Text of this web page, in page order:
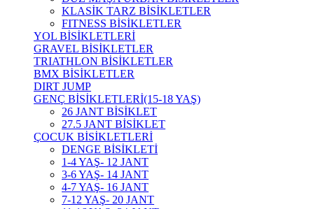
KLASİK TARZ BİSİKLETLER
FITNESS BİSİKLETLER
YOL BİSİKLETLERİ
GRAVEL BİSİKLETLER
TRIATHLON BİSİKLETLER
BMX BİSİKLETLER
DIRT JUMP
GENÇ BİSİKLETLERİ(15-18 YAŞ)
26 JANT BİSİKLET
27.5 JANT BİSİKLET
ÇOCUK BİSİKLETLERİ
DENGE BİSİKLETİ
1-4 YAŞ- 12 JANT
3-6 YAŞ- 14 JANT
4-7 YAŞ- 16 JANT
7-12 YAŞ- 20 JANT